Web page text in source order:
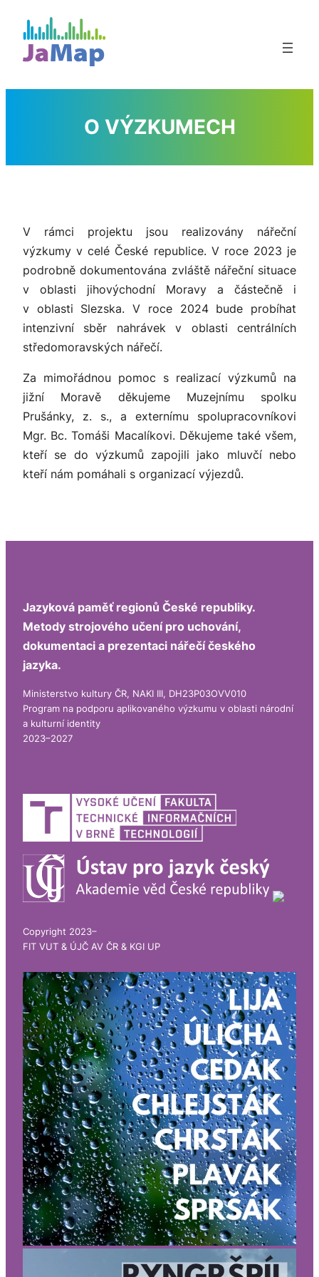
Přeskočit
obsah
O VÝZKUMECH
V rámci projektu jsou realizovány nářeční
výzkumy v celé České republice. V roce 2023 je
podrobně dokumentována zvláště nářeční situace
v oblasti jihovýchodní Moravy a částečně i
v oblasti Slezska. V roce 2024 bude probíhat
intenzivní sběr nahrávek v oblasti centrálních
středomoravských nářečí.
Za mimořádnou pomoc s realizací výzkumů na
jižní Moravě děkujeme Muzejnímu spolku
Prušánky, z. s., a externímu spolupracovníkovi
Mgr. Bc. Tomáši Macalíkovi. Děkujeme také všem,
kteří se do výzkumů zapojili jako mluvčí nebo
kteří nám pomáhali s organizací výjezdů.
Jazyková paměť regionů České republiky.
Metody strojového učení pro uchování,
dokumentaci a prezentaci nářečí českého
jazyka.
Ministerstvo kultury ČR, NAKI III, DH23P03OVV010
Program na podporu aplikovaného výzkumu v oblasti národní
a kulturní identity
2023–2027
Copyright 2023–
FIT VUT & ÚJČ AV ČR & KGI UP